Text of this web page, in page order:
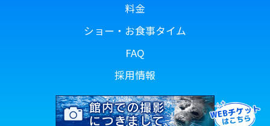
料金
ショー・お食事タイム
FAQ
採用情報